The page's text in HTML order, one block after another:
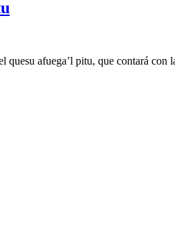
afuega’l pitu, que contará